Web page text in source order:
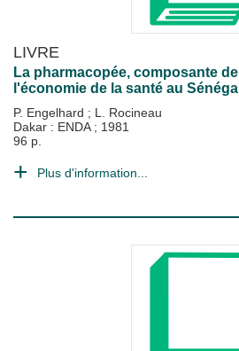
LIVRE
La pharmacopée, composante de
l'économie de la santé au Sénégal
P. Engelhard ; L. Rocineau
Dakar : ENDA ; 1981
96 p.
Plus d'information...